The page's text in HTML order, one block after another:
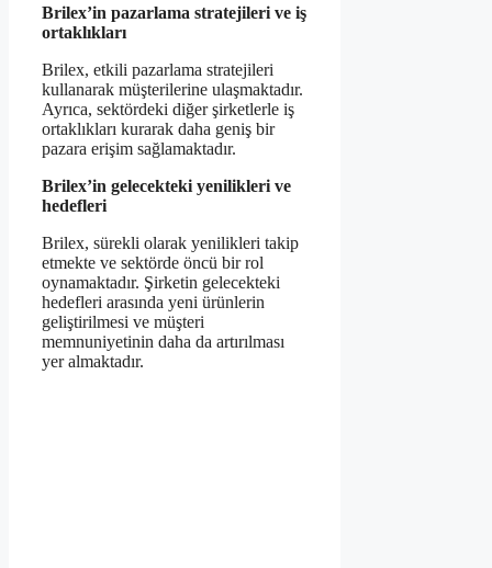
Brilex’in pazarlama stratejileri ve iş
ortaklıkları
Brilex, etkili pazarlama stratejileri
kullanarak müşterilerine ulaşmaktadır.
Ayrıca, sektördeki diğer şirketlerle iş
ortaklıkları kurarak daha geniş bir
pazara erişim sağlamaktadır.
Brilex’in gelecekteki yenilikleri ve
hedefleri
Brilex, sürekli olarak yenilikleri takip
etmekte ve sektörde öncü bir rol
oynamaktadır. Şirketin gelecekteki
hedefleri arasında yeni ürünlerin
geliştirilmesi ve müşteri
memnuniyetinin daha da artırılması
yer almaktadır.